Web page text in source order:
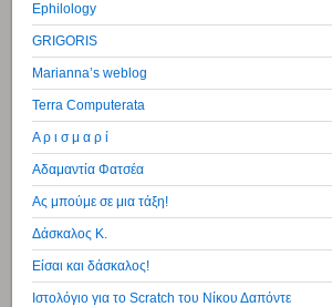
Ephilology
GRIGORIS
Marianna’s weblog
Terra Computerata
Α ρ ι σ μ α ρ ί
Αδαμαντία Φατσέα
Ας μπούμε σε μια τάξη!
Δάσκαλος Κ.
Είσαι και δάσκαλος!
Ιστολόγιο για το Scratch του Νίκου Δαπόντε